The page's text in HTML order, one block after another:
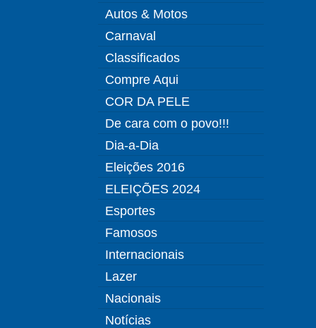
Autos & Motos
Carnaval
Classificados
Compre Aqui
COR DA PELE
De cara com o povo!!!
Dia-a-Dia
Eleições 2016
ELEIÇÕES 2024
Esportes
Famosos
Internacionais
Lazer
Nacionais
Notícias